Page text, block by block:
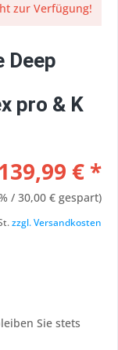
zur Verfügung!
Deep
pro & K
€ *
/ 30,00 € gespart)
zzgl. Versandkosten
Sie stets